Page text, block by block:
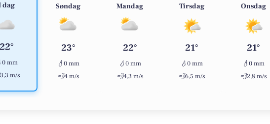
dag
22°
0 mm
3,3 m/s
Søndag
23°
💧0 mm
💨4 m/s
Mandag
22°
💧0 mm
💨4,3 m/s
Tirsdag
21°
💧0 mm
💨6,5 m/s
Onsdag
21°
💧0 mm
💨2,8 m/s